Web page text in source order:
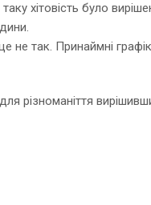
хітовість було
так. Принаймні
різноманіття